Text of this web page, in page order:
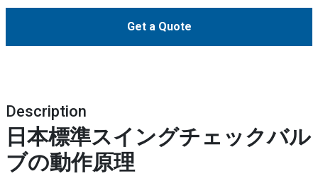
Get a Quote
Description
日本標準スイングチェックバル
ブの動作原理